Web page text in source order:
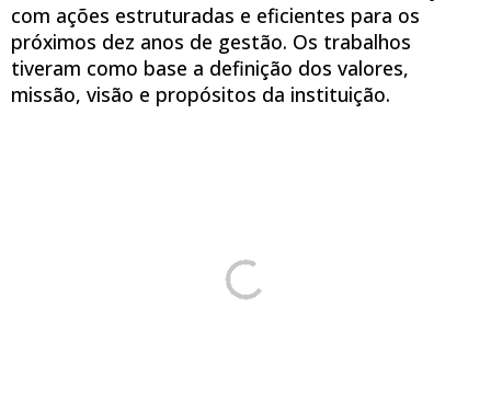
com ações estruturadas e eficientes para os
próximos dez anos de gestão. Os trabalhos
tiveram como base a definição dos valores,
missão, visão e propósitos da instituição.